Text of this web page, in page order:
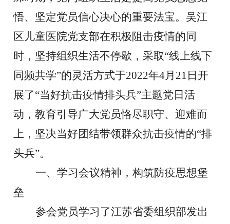
悟、坚定党员信心决心的重要法宝。 吴江
区儿童医院党支部在积极阻击疫情的同
时，坚持组织生活不停歇，采取“线上线下
同频共学”的灵活方式于2022年4月21日开
展了“当好抗击疫情排头兵”主题党日活
动，教育引导广大党员恪尽职守、迎难而
上，坚决当好团结带领群众抗击疫情的“排
头兵”。
一、学习会议精神，构筑防疫思想堡
垒
参会党员学习了江苏省委组织部发出